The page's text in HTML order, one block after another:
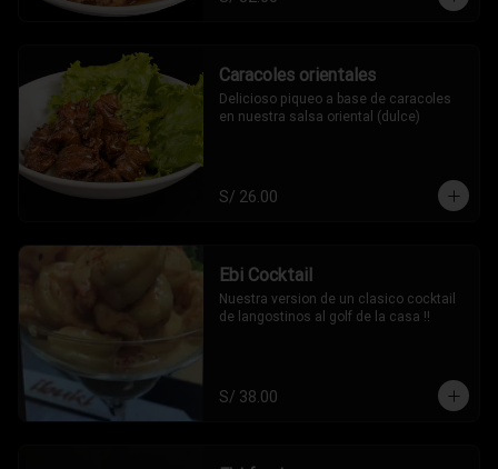
Caracoles orientales
Delicioso piqueo a base de caracoles
en nuestra salsa oriental (dulce)
S/ 26.00
Ebi Cocktail
Nuestra version de un clasico cocktail
de langostinos al golf de la casa !!
S/ 38.00